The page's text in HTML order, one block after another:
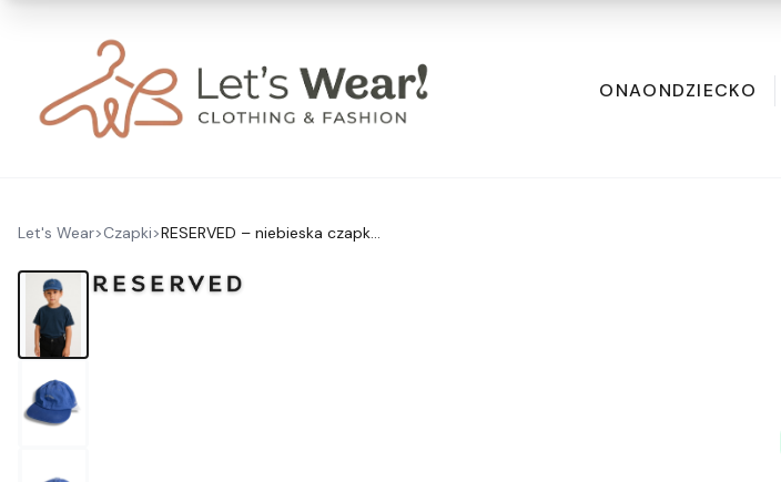
ONAONDZIECKO
Let's Wear>Czapki> RESERVED – niebieska czapka z daszkiem dla chłopca, haft „NOT TODAY” 9-13y